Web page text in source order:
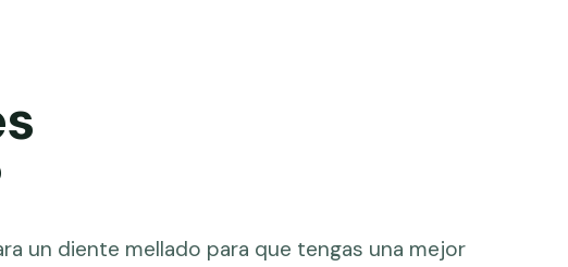
un diente mellado para que tengas una mejor